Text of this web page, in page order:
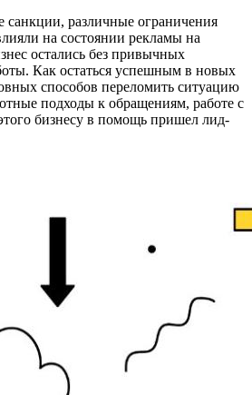
санкции, различные ограничения
на состоянии рекламы на
остались без привычных
Как остаться успешным в новых
способов переломить ситуацию
подходы к обращениям, работе с
бизнесу в помощь пришел лид-